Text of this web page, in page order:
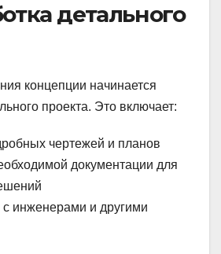
детального
концепции начинается
проекта. Это включает:
чертежей и планов
документации для
инженерами и другими